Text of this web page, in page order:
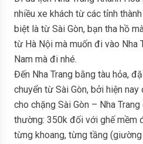
nhiều xe khách từ các tỉnh
biệt là từ Sài Gòn, bạn tha hồ
từ Hà Nội mà muốn đi vào Nha
Nam mà đi nhé.
Đến Nha Trang bằng tàu hỏa,
chuyển từ Sài Gòn, bởi hiện
cho chặng Sài Gòn – Nha
thường: 350k đối với ghế mềm
từng khoang, từng tầng